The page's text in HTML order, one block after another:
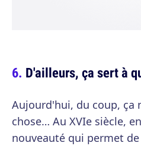
D'ailleurs, ça sert à
Aujourd'hui, du coup, ça
chose… Au XVIe siècle,
nouveauté qui permet